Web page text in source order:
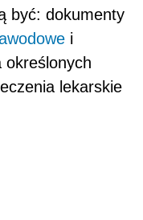
być: dokumenty
i
określonych
lekarskie